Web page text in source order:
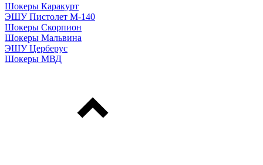
Шокеры Каракурт
ЭШУ Пистолет М-140
Шокеры Скорпион
Шокеры Мальвина
ЭШУ Церберус
Шокеры МВД